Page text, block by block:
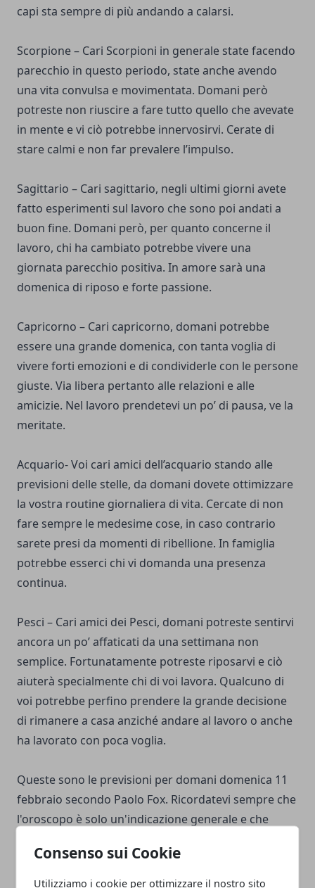
Consenso sui Cookie
Utilizziamo i cookie per ottimizzare il nostro sito
capi sta sempre di più andando a calarsi.
Scorpione – Cari Scorpioni in generale state facendo
parecchio in questo periodo, state anche avendo
una vita convulsa e movimentata. Domani però
potreste non riuscire a fare tutto quello che avevate
in mente e vi ciò potrebbe innervosirvi. Cerate di
stare calmi e non far prevalere l’impulso.
Sagittario – Cari sagittario, negli ultimi giorni avete
fatto esperimenti sul lavoro che sono poi andati a
buon fine. Domani però, per quanto concerne il
lavoro, chi ha cambiato potrebbe vivere una
giornata parecchio positiva. In amore sarà una
domenica di riposo e forte passione.
Capricorno – Cari capricorno, domani potrebbe
essere una grande domenica, con tanta voglia di
vivere forti emozioni e di condividerle con le persone
giuste. Via libera pertanto alle relazioni e alle
amicizie. Nel lavoro prendetevi un po’ di pausa, ve la
meritate.
Acquario- Voi cari amici dell’acquario stando alle
previsioni delle stelle, da domani dovete ottimizzare
la vostra routine giornaliera di vita. Cercate di non
fare sempre le medesime cose, in caso contrario
sarete presi da momenti di ribellione. In famiglia
potrebbe esserci chi vi domanda una presenza
continua.
Pesci – Cari amici dei Pesci, domani potreste sentirvi
ancora un po’ affaticati da una settimana non
semplice. Fortunatamente potreste riposarvi e ciò
aiuterà specialmente chi di voi lavora. Qualcuno di
voi potrebbe perfino prendere la grande decisione
di rimanere a casa anziché andare al lavoro o anche
ha lavorato con poca voglia.
Queste sono le previsioni per domani domenica 11
febbraio secondo Paolo Fox. Ricordatevi sempre che
l'oroscopo è solo un'indicazione generale e che
decisioni in base alle nostre esperienze e intuizioni
personali.